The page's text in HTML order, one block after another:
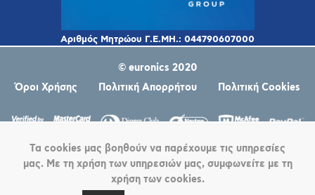
© euronics 2020
Όροι Χρήσης
Πολιτική Απορρήτου Πολιτική Cookies
Τα cookies μας βοηθούν να παρέχουμε τις υπηρεσίες
μας. Με τη χρήση των υπηρεσιών μας, συμφωνείτε με τη
χρήση των cookies.